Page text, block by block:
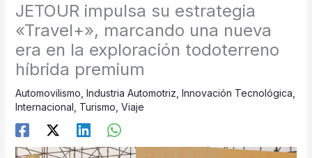
JETOUR impulsa su estrategia
«Travel+», marcando una nueva
era en la exploración todoterreno
híbrida premium
Automovilismo Industria Automotriz Innovación Tecnológica
Internacional Turismo Viaje